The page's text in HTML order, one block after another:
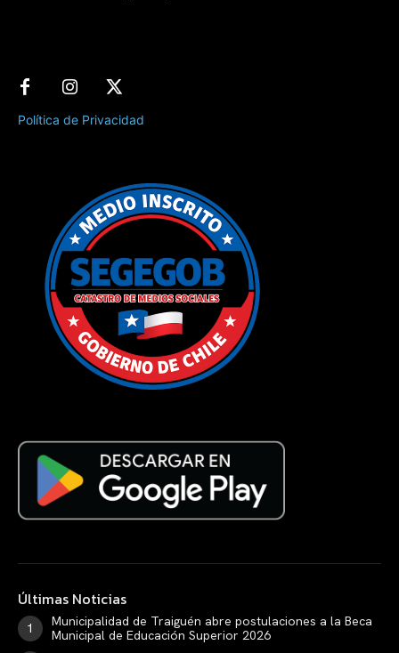
Política de Privacidad
Últimas Noticias
Municipalidad de Traiguén abre postulaciones a la Beca
Municipal de Educación Superior 2026